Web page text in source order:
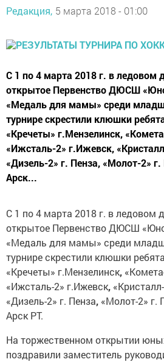
Редакция, 5 марта 2018 - 01:00
С 1 по 4 марта 2018 г. в ледовом
открытое Первенство ДЮСШ
«Медаль для мамы» среди
турнире скрестили клюшки
«Кречеты» г.Мензелинск,
«Ижсталь-2» г.Ижевск,
«Дизель-2» г. Пенза, «Молот-2»
Арск...
С 1 по 4 марта 2018 г. в ледовом
открытое Первенство ДЮСШ
«Медаль для мамы» среди
турнире скрестили клюшки
«Кречеты» г.Мензелинск,
«Ижсталь-2» г.Ижевск,
«Дизель-2» г. Пенза, «Молот-2» г.
Арск РТ.
На торжественном открытии
поздравили заместитель